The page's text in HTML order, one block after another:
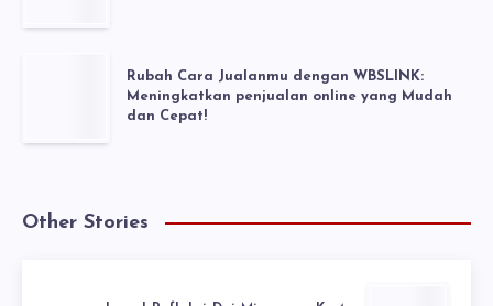
Rubah Cara Jualanmu dengan WBSLINK:
Meningkatkan penjualan online yang Mudah
dan Cepat!
Other Stories